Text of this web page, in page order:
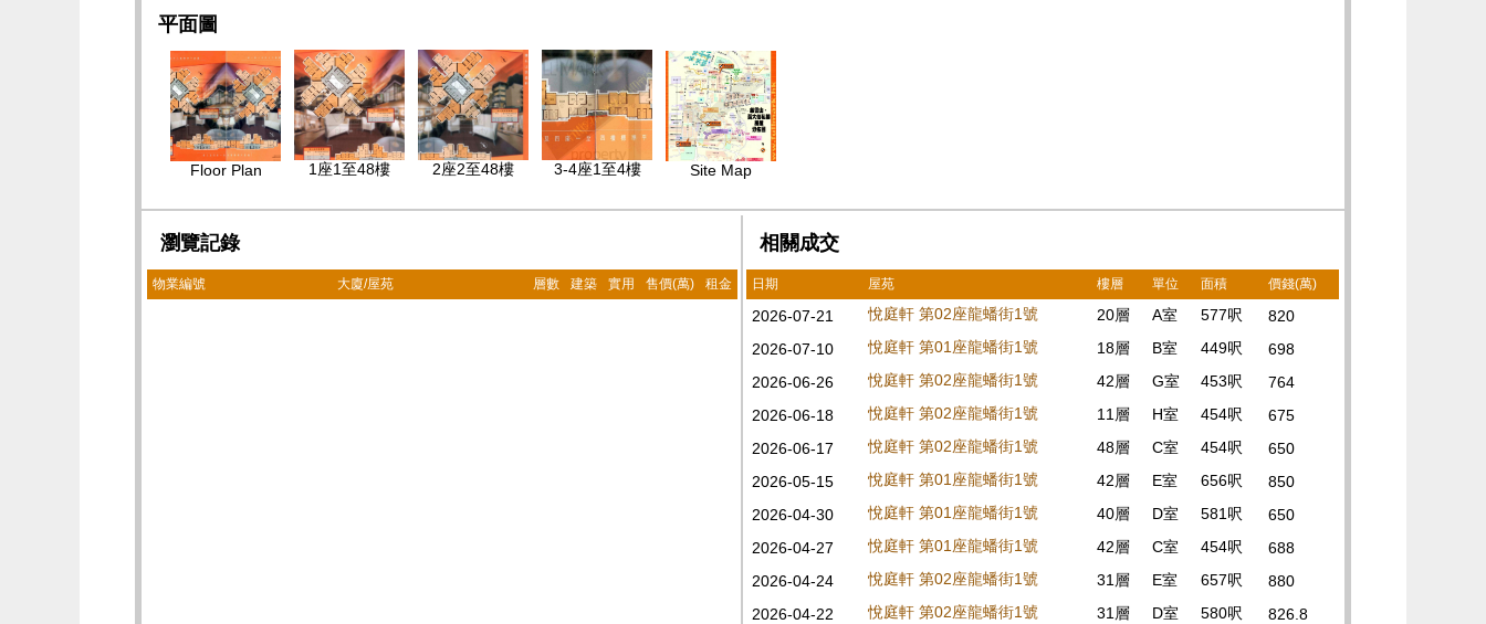
平面圖
Floor Plan 1座1至48樓 2座2至48樓 3-4座1至4樓 Site Map
瀏覽記錄
物業編號 大廈/屋苑 層數 建築 實用 售價(萬) 租金
相關成交
日期 屋苑 樓層 單位 面積 價錢(萬)
2026-07-21 悅庭軒 第02座龍蟠街1號 20層 A室 577呎
820
2026-07-10
悅庭軒 第01座龍蟠街1號 18層 B室 449呎
698
2026-06-26
悅庭軒 第02座龍蟠街1號 42層 G室 453呎
764
2026-06-18
悅庭軒 第02座龍蟠街1號 11層 H室 454呎
675
2026-06-17
悅庭軒 第02座龍蟠街1號 48層 C室 454呎
650
2026-05-15
悅庭軒 第01座龍蟠街1號 42層 E室 656呎
850
2026-04-30
悅庭軒 第01座龍蟠街1號 40層 D室 581呎
650
2026-04-27
悅庭軒 第01座龍蟠街1號 42層 C室 454呎
688
2026-04-24
悅庭軒 第02座龍蟠街1號 31層 E室 657呎
880
2026-04-22
悅庭軒 第02座龍蟠街1號 31層 D室 580呎 826.8